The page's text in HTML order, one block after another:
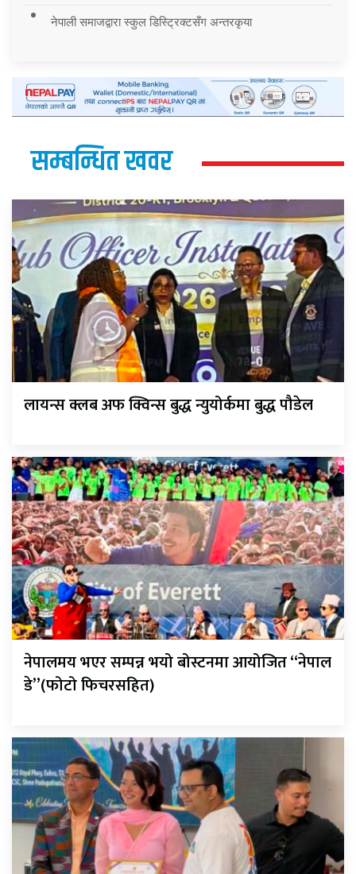
नेपाली समाजद्वारा स्कुल डिस्ट्रिक्टसँग अन्तरकृया
सम्बन्धित खवर
लायन्स क्लब अफ क्विन्स बुद्ध न्युयोर्कमा बुद्ध पौडेल
नेपालमय भएर सम्पन्न भयो बोस्टनमा आयोजित “नेपाल
डे”(फोटो फिचरसहित)